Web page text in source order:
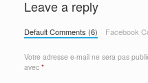
Leave a reply
Default Comments (6) Facebook
Votre adresse e-mail ne sera pas
avec *